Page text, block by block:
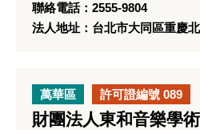
聯絡電話：2555-9804
法人地址：台北市大同區重慶
萬華區 許可證編號 089
財團法人東和音樂學